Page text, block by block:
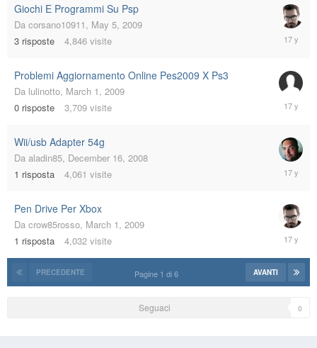
Giochi E Programmi Su Psp
Da corsano10911, May 5, 2009
3 risposte 4,846 visite
May
7,
Problemi Aggiornamento Online Pes2009 X Ps3
Da lulinotto, March 1, 2009
0 risposte 3,709 visite
March
1,
Wii/usb Adapter 54g
Da aladin85, December 16, 2008
1 risposta 4,061 visite
March
1,
Pen Drive Per Xbox
Da crow85rosso, March 1, 2009
1 risposta 4,032 visite
March
1,
2009
PRECEDENTE AVANTI
Pagine 1 di 6
Seguaci 0